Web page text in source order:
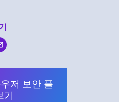
저 보안 플
기